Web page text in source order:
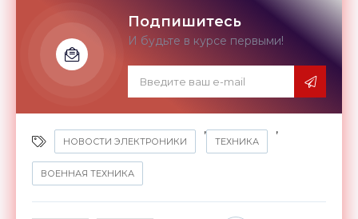
Подпишитесь
И будьте в курсе первыми!
НОВОСТИ ЭЛЕКТРОНИКИ
,
ТЕХНИКА
,
ВОЕННАЯ ТЕХНИКА